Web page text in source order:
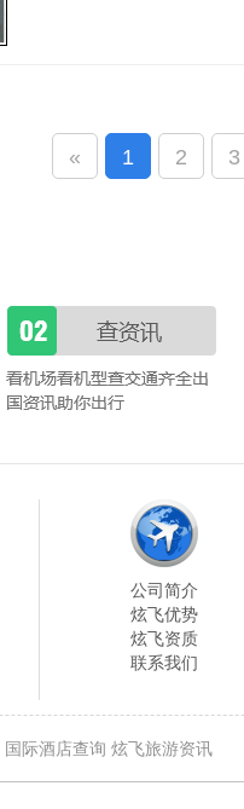
« 1 2 3
公司简介
炫飞优势
炫飞资质
联系我们
国际酒店查询 炫飞旅游资讯